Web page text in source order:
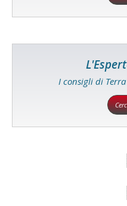
I consigli di